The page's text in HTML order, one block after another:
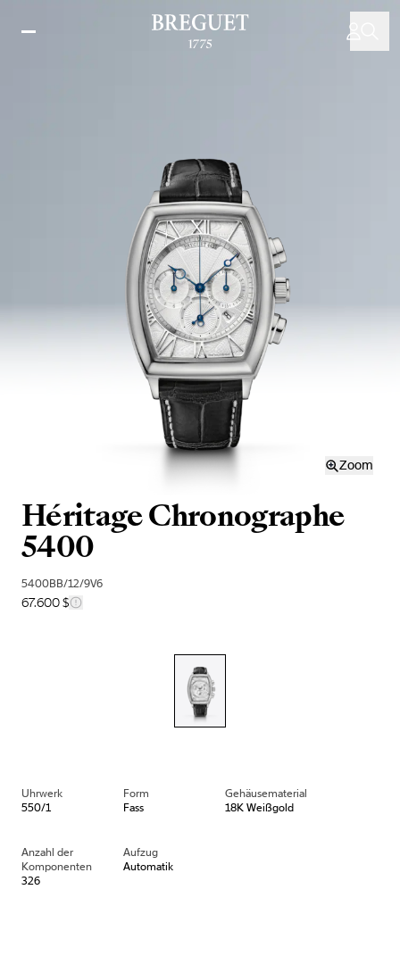
zum
Zoom
Héritage Chronographe
5400
5400BB/12/9V6
67.600 $
Uhrwerk
550/1
Form
Fass
Gehäusematerial
18K Weißgold
Anzahl der
Komponenten
326
Aufzug
Automatik